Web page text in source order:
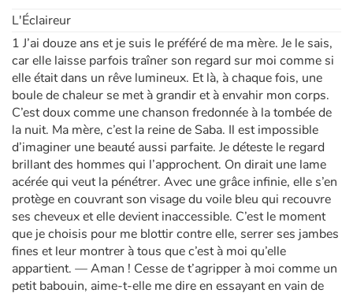
Dyslexie, troubles de la lecture
Nos listes de lecture
Les plus lus
Coups de coeur
L'Éclaireur
1 J’ai douze ans et je suis le préféré de ma mère. Je le sais,
car elle laisse parfois traîner son regard sur moi comme si
elle était dans un rêve lumineux. Et là, à chaque fois, une
boule de chaleur se met à grandir et à envahir mon corps.
C’est doux comme une chanson fredonnée à la tombée de
la nuit. Ma mère, c’est la reine de Saba. Il est impossible
d’imaginer une beauté aussi parfaite. Je déteste le regard
brillant des hommes qui l’approchent. On dirait une lame
acérée qui veut la pénétrer. Avec une grâce infinie, elle s’en
protège en couvrant son visage du voile bleu qui recouvre
ses cheveux et elle devient inaccessible. C’est le moment
que je choisis pour me blottir contre elle, serrer ses jambes
fines et leur montrer à tous que c’est à moi qu’elle
appartient. — Aman ! Cesse de t’agripper à moi comme un
petit babouin, aime-t-elle me dire en essayant en vain de